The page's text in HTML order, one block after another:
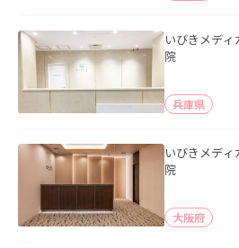
いびきメデ
院
兵庫県
いびきメデ
院
大阪府